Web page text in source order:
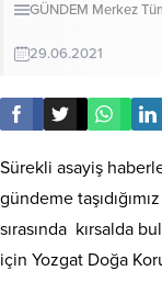
GÜNDEM Merkez
29.06.2021
Sürekli asayiş
gündeme
sırasında kırsalda
için Yozgat Doğa